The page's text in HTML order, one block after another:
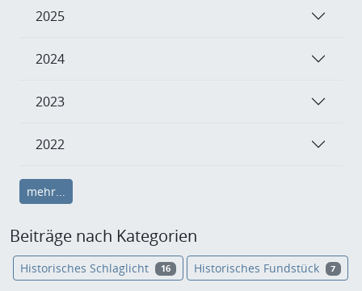
2025
2024
2023
2022
mehr...
Beiträge nach Kategorien
Historisches Schlaglicht 16 Historisches Fundstück 7